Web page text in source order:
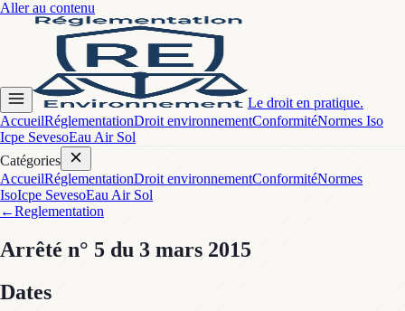
Aller au contenu
Le droit en pratique.
AccueilRéglementationDroit environnementConformitéNormes Iso
Icpe SevesoEau Air Sol
Catégories
AccueilRéglementationDroit environnementConformitéNormes
IsoIcpe SevesoEau Air Sol
←Reglementation
Arrêté n° 5 du 3 mars 2015
Dates